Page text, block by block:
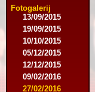
Fotogalerij
05/09/2015
13/09/2015
19/09/2015
10/10/2015
05/12/2015
12/12/2015
09/02/2016
27/02/2016